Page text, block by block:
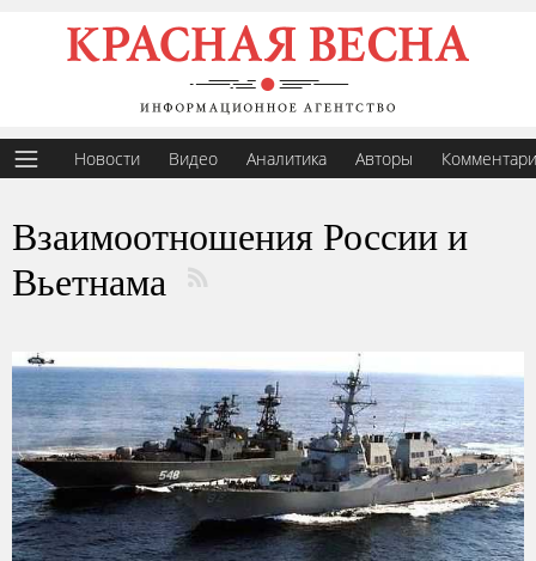
Новости Видео Аналитика Авторы
Взаимоотношения России и
Вьетнама